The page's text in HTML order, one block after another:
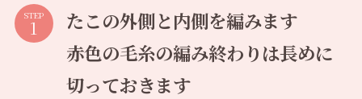
STEP
たこの外側と内側を編みます
赤色の毛糸の編み終わりは長めに
切っておきます